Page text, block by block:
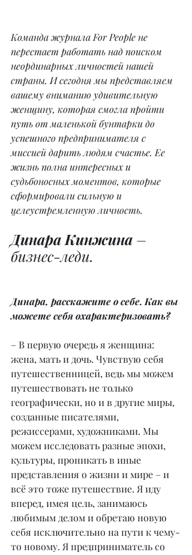
Команда журнала For People не
перестает работать над поиском
неординарных личностей нашей
страны. И сегодня мы представляем
вашему вниманию удивительную
женщину, которая смогла пройти
путь от маленькой бунтарки до
успешного предпринимателя с
миссией дарить людям счастье. Ее
жизнь полна интересных и
судьбоносных моментов, которые
сформировали сильную и
целеустремленную личность.
Динара Кинжина –
бизнес-леди.
Динара, расскажите о себе. Как вы
можете себя охарактеризовать?
– В первую очередь я женщина:
жена, мать и дочь. Чувствую себя
путешественницей, ведь мы можем
путешествовать не только
географически, но и в другие миры,
созданные писателями,
режиссерами, художниками. Мы
можем исследовать разные эпохи,
культуры, проникать в иные
представления о жизни и мире – и
всё это тоже путешествие. Я иду
вперед, имея цель, занимаюсь
любимым делом и обретаю новую
себя исключительно на пути к чему-
то новому. Я предприниматель со